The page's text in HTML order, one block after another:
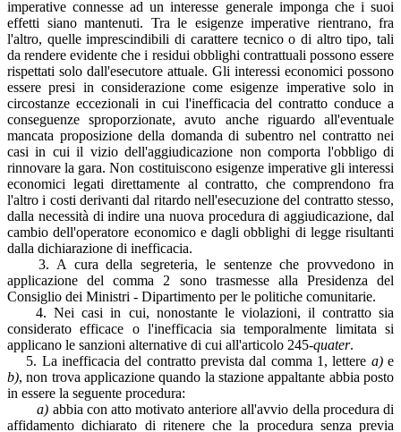
imperative connesse ad un interesse generale imponga che i suoi
effetti siano mantenuti. Tra le esigenze imperative rientrano, fra
l'altro, quelle imprescindibili di carattere tecnico o di altro tipo, tali
da rendere evidente che i residui obblighi contrattuali possono essere
rispettati solo dall'esecutore attuale. Gli interessi economici possono
essere presi in considerazione come esigenze imperative solo in
circostanze eccezionali in cui l'inefficacia del contratto conduce a
conseguenze sproporzionate, avuto anche riguardo all'eventuale
mancata proposizione della domanda di subentro nel contratto nei
casi in cui il vizio dell'aggiudicazione non comporta l'obbligo di
rinnovare la gara. Non costituiscono esigenze imperative gli interessi
economici legati direttamente al contratto, che comprendono fra
l'altro i costi derivanti dal ritardo nell'esecuzione del contratto stesso,
dalla necessità di indire una nuova procedura di aggiudicazione, dal
cambio dell'operatore economico e dagli obblighi di legge risultanti
dalla dichiarazione di inefficacia.
3. A cura della segreteria, le sentenze che provvedono in
applicazione del comma 2 sono trasmesse alla Presidenza del
Consiglio dei Ministri - Dipartimento per le politiche comunitarie.
4. Nei casi in cui, nonostante le violazioni, il contratto sia
considerato efficace o l'inefficacia sia temporalmente limitata si
applicano le sanzioni alternative di cui all'articolo 245-quater.
5. La inefficacia del contratto prevista dal comma 1, lettere a)e
b), non trova applicazione quando la stazione appaltante abbia posto
in essere la seguente procedura:
a) abbia con atto motivato anteriore all'avvio della procedura di
affidamento dichiarato di ritenere che la procedura senza previa